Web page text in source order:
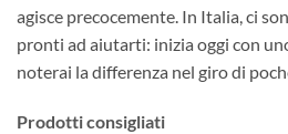
agisce precocemente. In Italia, ci
pronti ad aiutarti: inizia oggi con
noterai la differenza nel giro di
Prodotti consigliati